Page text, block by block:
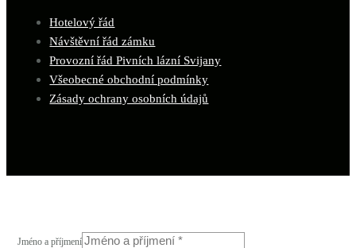
Hotelový řád
Návštěvní řád zámku
Provozní řád Pivních lázní Svijany
Všeobecné obchodní podmínky
Zásady ochrany osobních údajů
Jméno a příjmení